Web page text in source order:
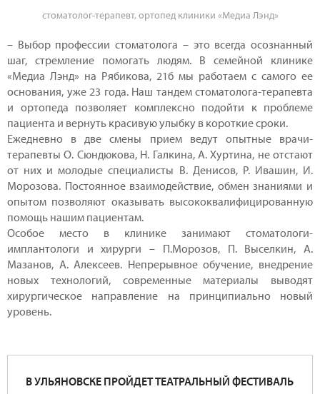
стоматолог-терапевт, ортопед клиники «Медиа Лэнд»
– Выбор профессии стоматолога – это всегда осознанный
шаг, стремление помогать людям. В семейной клинике
«Медиа Лэнд» на Рябикова, 21б мы работаем с самого ее
основания, уже 23 года. Наш тандем стоматолога-терапевта
и ортопеда позволяет комплексно подойти к проблеме
пациента и вернуть красивую улыбку в короткие сроки.
Ежедневно в две смены прием ведут опытные врачи-
терапевты О. Сюндюкова, Н. Галкина, А. Хуртина, не отстают
от них и молодые специалисты В. Денисов, Р. Ивашин, И.
Морозова. Постоянное взаимодействие, обмен знаниями и
опытом позволяют оказывать высококвалифицированную
помощь нашим пациентам.
Особое место в клинике занимают стоматологи-
имплантологи и хирурги – П.Морозов, П. Выселкин, А.
Мазанов, А. Алексеев. Непрерывное обучение, внедрение
новых технологий, современные материалы выводят
хирургическое направление на принципиально новый
уровень.
В УЛЬЯНОВСКЕ ПРОЙДЕТ ТЕАТРАЛЬНЫЙ ФЕСТИВАЛЬ